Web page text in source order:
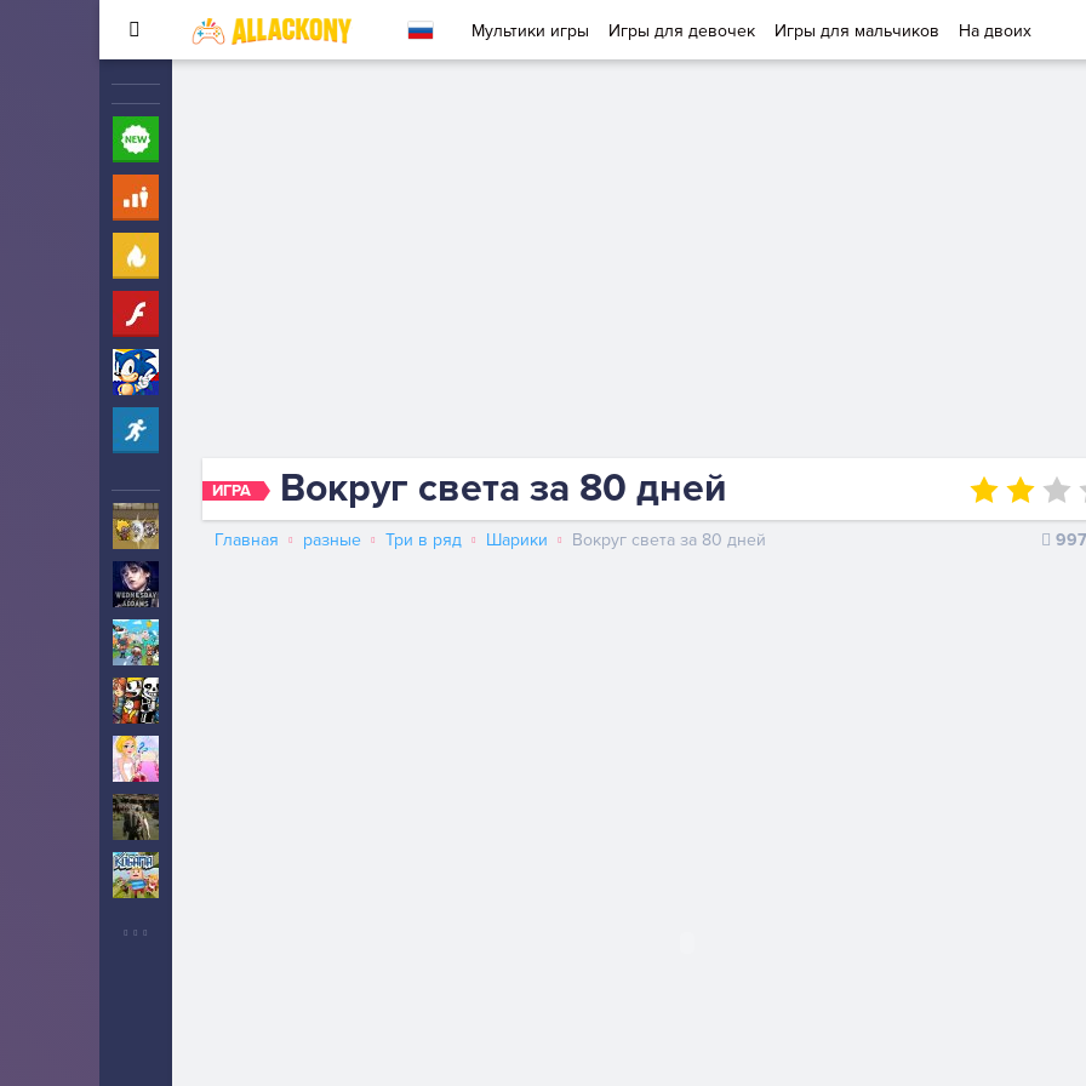
Мультики игры Игры для девочек Игры для мальчиков На двоих
Ударный отряд котят 5
ИГРА Вокруг света за 80 дней
Главная разные Три в ряд Шарики Вокруг света за 80 дней 997